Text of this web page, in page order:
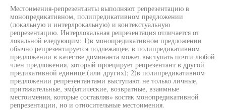
Местоимения-репрезентанты выполняют репрезентацию в
монопредикативном, полипредикативном предложении
(локальную и интерлрокальную) и контекстуальную
репрезентацию. Интерлокальная репрезентация отличается от
локальной еледующим: 1)в монопредикативном предложении
обычно репрезентируется подлежащее, в полипредикативном
предложении в качестве доминанта может выступать почти любой
член предложения, хоторый проецирует репрезентант в другой
предикативной единице (или других); 2)в полипредикативном
предложении репрезентантами выступают не только личные,
притяжательные, эмфатические, возвратные, взаимные
местоимения, которые составляв» костяк монопредикативной
репрезентации, но и относительные местоимения.